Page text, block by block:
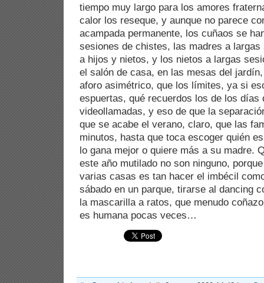
tiempo muy largo para los amores
calor los reseque, y aunque no parece
acampada permanente, los cuñaos se
sesiones de chistes, las madres a
a hijos y nietos, y los nietos a largas
el salón de casa, en las mesas del
aforo asimétrico, que los límites, ya si
espuertas, qué recuerdos los de los días
videollamadas, y eso de que la
que se acabe el verano, claro, que las
minutos, hasta que toca escoger quién
lo gana mejor o quiere más a su madre.
este año mutilado no son ninguno,
varias casas es tan hacer el imbécil
sábado en un parque, tirarse al dancing
la mascarilla a ratos, que menudo
es humana pocas veces…